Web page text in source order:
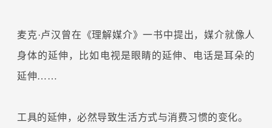
麦克·卢汉曾在《理解媒介》一书中提出，媒介就像人
身体的延伸，比如电视是眼睛的延伸、电话是耳朵的
延伸……
工具的延伸，必然导致生活方式与消费习惯的变化。